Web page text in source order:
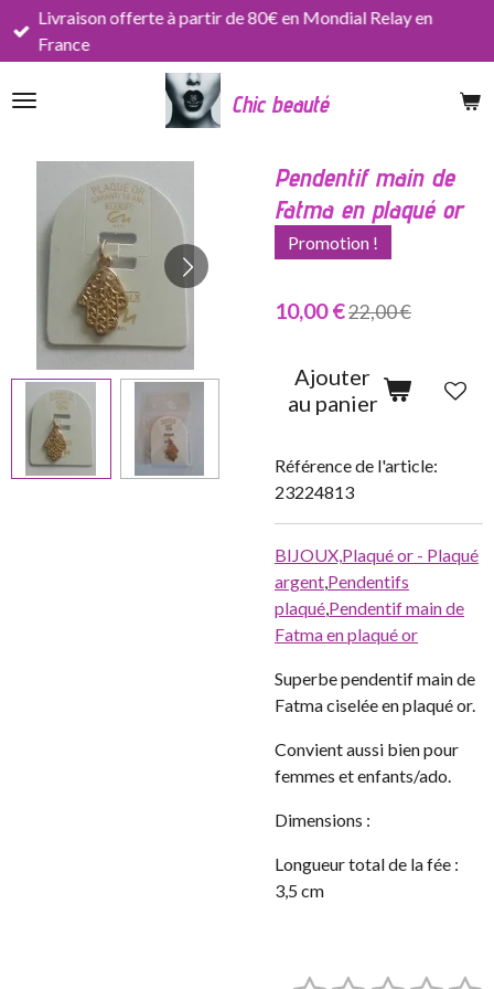
Passer
principal
Chic beauté
Livraison offerte à partir de 80€ en Mondial Relay en
France
Pendentif main de
Fatma en plaqué or
Promotion !
10,00 €22,00 €
Ajouter
au panier
Référence de l'article:
23224813
BIJOUX,Plaqué or - Plaqué
argent,Pendentifs
plaqué,Pendentif main de
Fatma en plaqué or
Superbe pendentif main de
Fatma ciselée en plaqué or.
Convient aussi bien pour
femmes et enfants/ado.
Dimensions :
Longueur total de la fée :
3,5 cm